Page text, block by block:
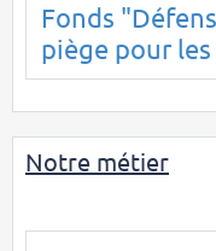
Fonds
piège pour
Notre métier